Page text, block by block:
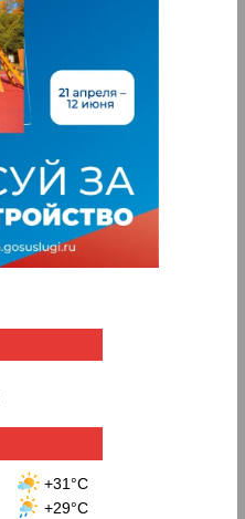
+31°C
+29°C